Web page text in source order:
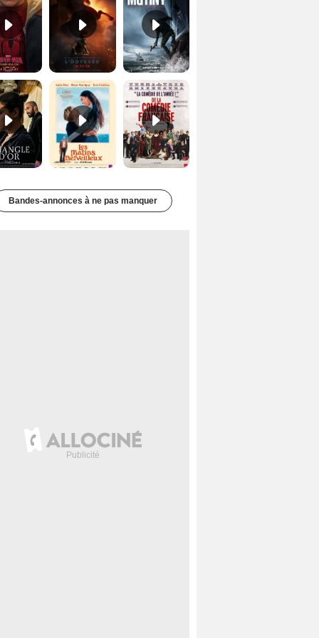
Les Matins merveilleux Bande-annonce VF De la Comédie-Française Teaser VF
Bandes-annonces à ne pas manquer